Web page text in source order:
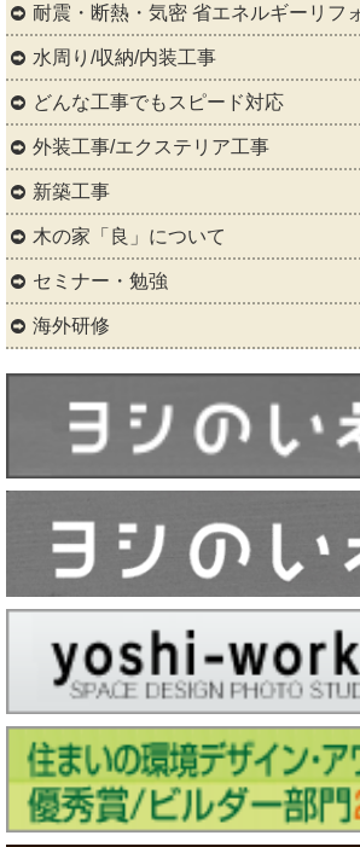
耐震・断熱・気密 省エネルギーリフ
水周り/収納/内装工事
どんな工事でもスピード対応
外装工事/エクステリア工事
新築工事
木の家「良」について
セミナー・勉強
海外研修